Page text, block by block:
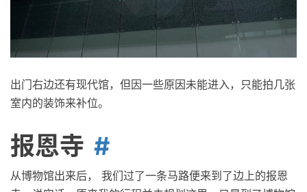
出门右边还有现代馆，但因一些原因未能进入，只能拍几张
室内的装饰来补位。
报恩寺
从博物馆出来后， 我们过了一条马路便来到了边上的报恩